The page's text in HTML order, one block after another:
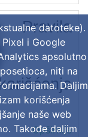
Pravila
Opširnije
datoteke).
i Google
apsolutno
niti na
Daljim
korišćenja
naše web
Takođe daljim